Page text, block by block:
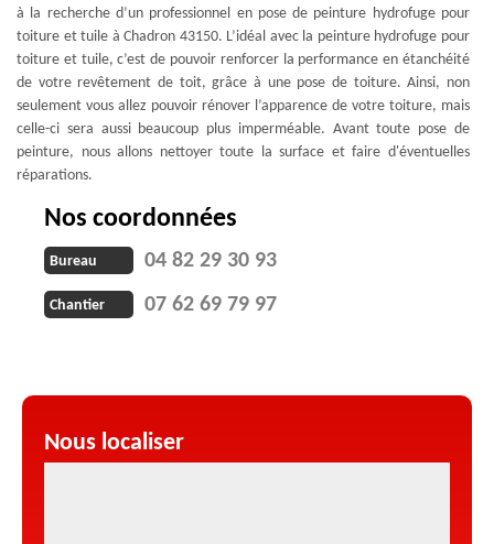
à la recherche d’un professionnel en pose de peinture hydrofuge pour
toiture et tuile à Chadron 43150. L’idéal avec la peinture hydrofuge pour
toiture et tuile, c’est de pouvoir renforcer la performance en étanchéité
de votre revêtement de toit, grâce à une pose de toiture. Ainsi, non
seulement vous allez pouvoir rénover l’apparence de votre toiture, mais
celle-ci sera aussi beaucoup plus imperméable. Avant toute pose de
peinture, nous allons nettoyer toute la surface et faire d'éventuelles
réparations.
Nos coordonnées
Bureau 04 82 29 30 93
Chantier 07 62 69 79 97
Nous localiser